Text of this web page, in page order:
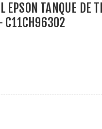
EPSON TANQUE DE
C11CH96302